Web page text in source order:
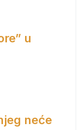
u
neće